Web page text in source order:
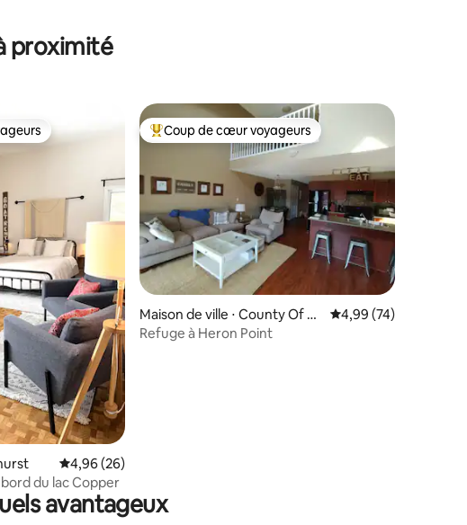
proximité
de 12 commentaires : 5 sur 5
les plus appréciés
Évaluation moyenne sur la base de 26 commentaires : 4,96 sur 5
4,96 (26)
du lac Copper
Coups de cœur voyageurs les plus appréciés
Coup de cœur voyageurs
Maison de ville ⋅ County Of W
etaskiwin No. 10
Évaluation moyenne
4,99 (74)
Refuge à Heron Point
avantageux